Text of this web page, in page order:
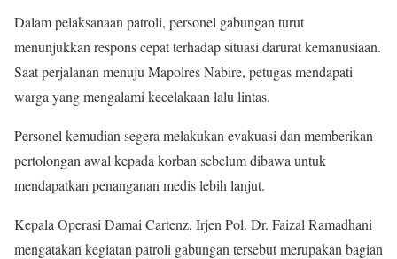
Dalam pelaksanaan patroli, personel gabungan turut
menunjukkan respons cepat terhadap situasi darurat kemanusiaan.
Saat perjalanan menuju Mapolres Nabire, petugas mendapati
warga yang mengalami kecelakaan lalu lintas.
Personel kemudian segera melakukan evakuasi dan memberikan
pertolongan awal kepada korban sebelum dibawa untuk
mendapatkan penanganan medis lebih lanjut.
Kepala Operasi Damai Cartenz, Irjen Pol. Dr. Faizal Ramadhani
mengatakan kegiatan patroli gabungan tersebut merupakan bagian